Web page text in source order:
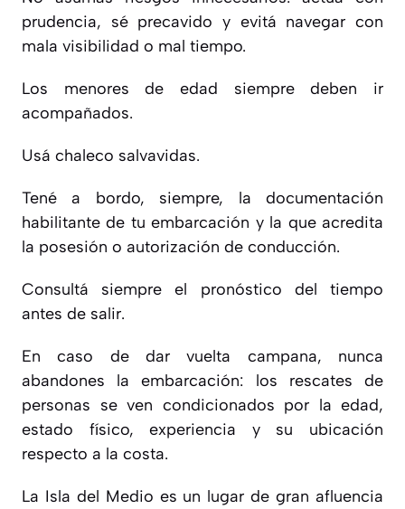
prudencia, sé precavido y evitá navegar con
mala visibilidad o mal tiempo.
Los menores de edad siempre deben ir
acompañados.
Usá chaleco salvavidas.
Tené a bordo, siempre, la documentación
habilitante de tu embarcación y la que acredita
la posesión o autorización de conducción.
Consultá siempre el pronóstico del tiempo
antes de salir.
En caso de dar vuelta campana, nunca
abandones la embarcación: los rescates de
personas se ven condicionados por la edad,
estado físico, experiencia y su ubicación
respecto a la costa.
La Isla del Medio es un lugar de gran afluencia